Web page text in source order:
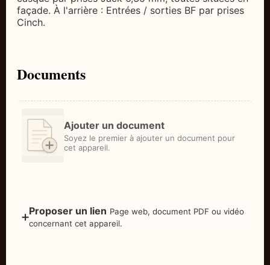
façade. À l'arrière : Entrées / sorties BF par prises
Cinch.
Documents
Ajouter un document
Soyez le premier à ajouter un document pour
cet appareil.
➕Proposer un lien Page web, document PDF ou vidéo
concernant cet appareil.